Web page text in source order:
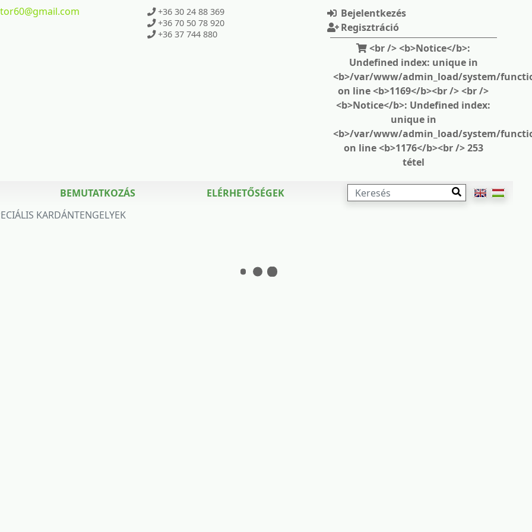
@gmail.com
+36 30 24 88 369
+36 70 50 78 920
+36 37 744 880
Bejelentkezés
Regisztráció
<br /> <b>Notice</b>:
Undefined index: unique in
<b>/var/www/admin_load/system/
on line <b>1169</b><br /> <br />
<b>Notice</b>: Undefined index:
unique in
<b>/var/www/admin_load/system/
on line <b>1176</b><br /> 253
tétel
BEMUTATKOZÁS ELÉRHETŐSÉGEK
KERESÉS
KARDÁNTENGELYEK